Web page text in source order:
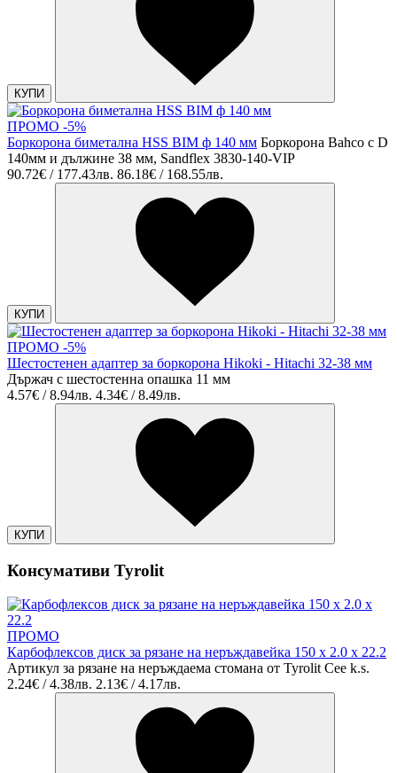
КУПИ
ПРОМО -5%
Боркорона биметална HSS BIM ф 140 мм Боркорона Bahco с D
140мм и дължине 38 мм, Sandflex 3830-140-VIP
90.72€ / 177.43лв. 86.18€ / 168.55лв.
КУПИ
ПРОМО -5%
Шестостенен адаптер за боркорона Hikoki - Hitachi 32-38 мм
Държач с шестостенна опашка 11 мм
4.57€ / 8.94лв. 4.34€ / 8.49лв.
КУПИ
Консумативи Tyrolit
ПРОМО
Карбофлексов диск за рязане на неръждавейка 150 х 2.0 х 22.2
Артикул за рязане на неръждаема стомана от Tyrolit Cee k.s.
2.24€ / 4.38лв. 2.13€ / 4.17лв.